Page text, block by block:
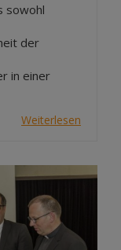
sowohl
der
in einer
Weiterlesen